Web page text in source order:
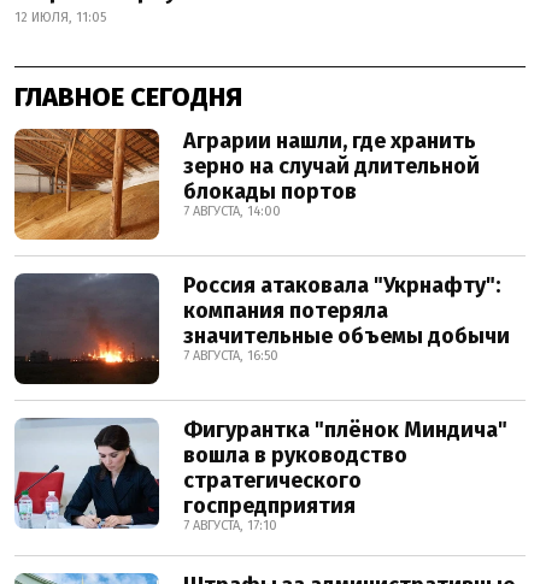
12 ИЮЛЯ, 11:05
ГЛАВНОЕ СЕГОДНЯ
Аграрии нашли, где хранить
зерно на случай длительной
блокады портов
7 АВГУСТА, 14:00
Россия атаковала "Укрнафту":
компания потеряла
значительные объемы добычи
7 АВГУСТА, 16:50
Фигурантка "плёнок Миндича"
вошла в руководство
стратегического
госпредприятия
7 АВГУСТА, 17:10